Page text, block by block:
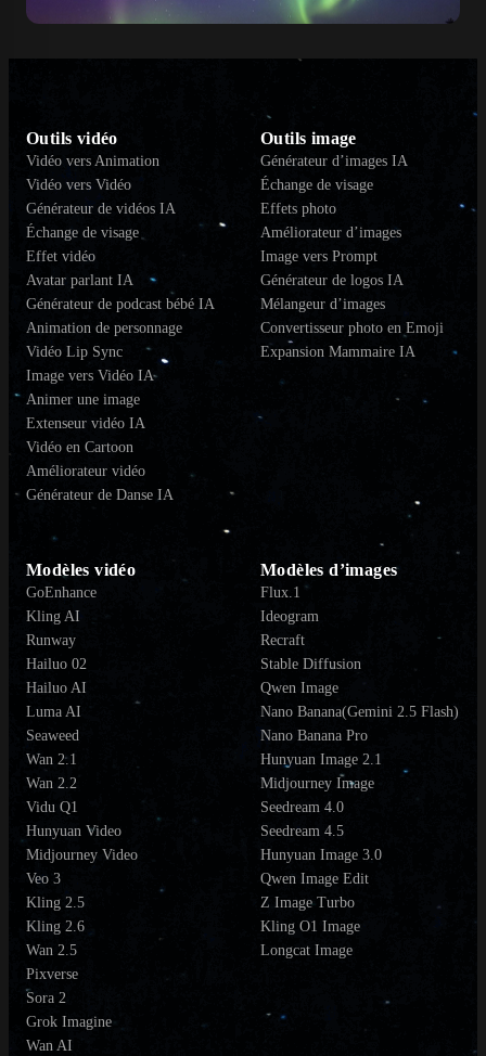
Outils vidéo
Vidéo vers Animation
Vidéo vers Vidéo
Générateur de vidéos IA
Échange de visage
Effet vidéo
Avatar parlant IA
Générateur de podcast bébé IA
Animation de personnage
Vidéo Lip Sync
Image vers Vidéo IA
Animer une image
Extenseur vidéo IA
Vidéo en Cartoon
Améliorateur vidéo
Générateur de Danse IA
Outils image
Générateur d’images IA
Échange de visage
Effets photo
Améliorateur d’images
Image vers Prompt
Générateur de logos IA
Mélangeur d’images
Convertisseur photo en Emoji
Expansion Mammaire IA
Modèles vidéo
GoEnhance
Kling AI
Runway
Hailuo 02
Hailuo AI
Luma AI
Seaweed
Wan 2.1
Wan 2.2
Vidu Q1
Hunyuan Video
Midjourney Video
Veo 3
Kling 2.5
Kling 2.6
Wan 2.5
Pixverse
Sora 2
Grok Imagine
Wan AI
Modèles d’images
Flux.1
Ideogram
Recraft
Stable Diffusion
Qwen Image
Nano Banana(Gemini 2.5 Flash)
Nano Banana Pro
Hunyuan Image 2.1
Midjourney Image
Seedream 4.0
Seedream 4.5
Hunyuan Image 3.0
Qwen Image Edit
Z Image Turbo
Kling O1 Image
Longcat Image